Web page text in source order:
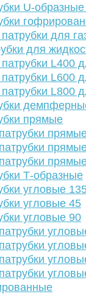
U-
для
для
L400
L600
L800
прямые
Т-образные
угловые
угловые 45
угловые 90